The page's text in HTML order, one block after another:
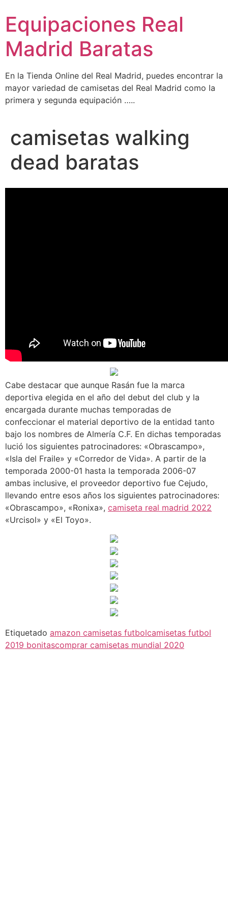
contenido
Equipaciones Real
Madrid Baratas
En la Tienda Online del Real Madrid, puedes encontrar la
mayor variedad de camisetas del Real Madrid como la
primera y segunda equipación …..
camisetas walking
dead baratas
Cabe destacar que aunque Rasán fue la marca
deportiva elegida en el año del debut del club y la
encargada durante muchas temporadas de
confeccionar el material deportivo de la entidad tanto
bajo los nombres de Almería C.F. En dichas temporadas
lució los siguientes patrocinadores: «Obrascampo»,
«Isla del Fraile» y «Corredor de Vida». A partir de la
temporada 2000-01 hasta la temporada 2006-07
ambas inclusive, el proveedor deportivo fue Cejudo,
llevando entre esos años los siguientes patrocinadores:
«Obrascampo», «Ronixa», camiseta real madrid 2022
«Urcisol» y «El Toyo».
Etiquetado amazon camisetas futbolcamisetas futbol
2019 bonitascomprar camisetas mundial 2020